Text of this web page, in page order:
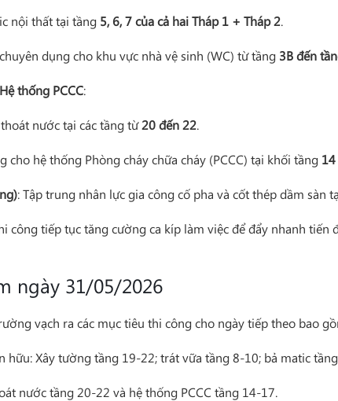
nội thất tại tầng 5, 6, 7 của cả hai Tháp 1 + Tháp 2.
dụng cho khu vực nhà vệ sinh (WC) từ tầng 3B đến
thống PCCC:
nước tại các tầng từ20 đến 22.
cho hệ thống Phòng cháy chữa cháy (PCCC) tại khối tầng
: Tập trung nhân lực gia công cố pha và cốt thép dầm sàn
công tiếp tục tăng cường ca kíp làm việc để đẩy nhanh
ngày 31/05/2026
vạch ra các mục tiêu thi công cho ngày tiếp theo bao
hữu: Xây tường tầng 19-22; trát vữa tầng 8-10; bả matic
nước tầng 20-22 và hệ thống PCCC tầng 14-17.